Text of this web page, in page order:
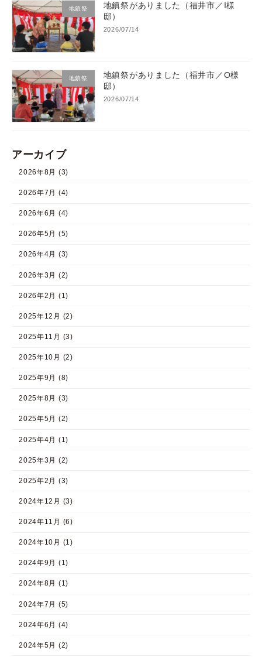
地鎮祭
地鎮祭がありました（福井市／I様
邸）
2026/07/14
地鎮祭
地鎮祭がありました（福井市／O様
邸）
2026/07/14
アーカイブ
2026年8月 (3)
2026年7月 (4)
2026年6月 (4)
2026年5月 (5)
2026年4月 (3)
2026年3月 (2)
2026年2月 (1)
2025年12月 (2)
2025年11月 (3)
2025年10月 (2)
2025年9月 (8)
2025年8月 (3)
2025年5月 (2)
2025年4月 (1)
2025年3月 (2)
2025年2月 (3)
2024年12月 (3)
2024年11月 (6)
2024年10月 (1)
2024年9月 (1)
2024年8月 (1)
2024年7月 (5)
2024年6月 (4)
2024年5月 (2)